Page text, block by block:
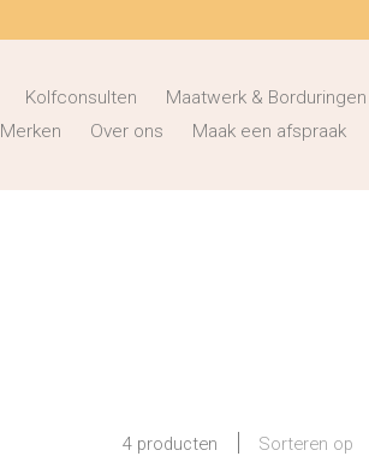
Kolfconsulten
Maatwerk & Borduringen
Merken Over ons Maak een afspraak
4 producten Sorteren op